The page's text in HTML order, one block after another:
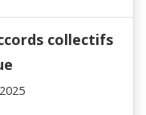
collectifs